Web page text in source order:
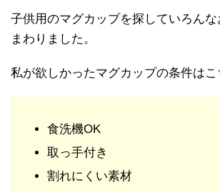
子供用のマグカップを探していろん
まわりました。
私が欲しかったマグカップの条件はこ
食洗機OK
取っ手付き
割れにくい素材